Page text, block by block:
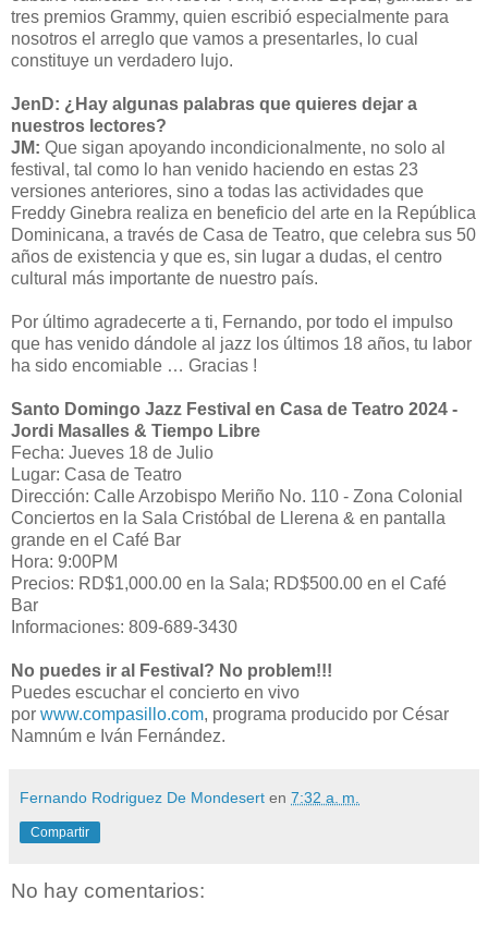
tres premios Grammy, quien escribió especialmente para
nosotros el arreglo que vamos a presentarles, lo cual
constituye un verdadero lujo.
JenD: ¿Hay algunas palabras que quieres dejar a
nuestros lectores?
JM: Que sigan apoyando incondicionalmente, no solo al
festival, tal como lo han venido haciendo en estas 23
versiones anteriores, sino a todas las actividades que
Freddy Ginebra realiza en beneficio del arte en la República
Dominicana, a través de Casa de Teatro, que celebra sus 50
años de existencia y que es, sin lugar a dudas, el centro
cultural más importante de nuestro país.
Por último agradecerte a ti, Fernando, por todo el impulso
que has venido dándole al jazz los últimos 18 años, tu labor
ha sido encomiable … Gracias !
Santo Domingo Jazz Festival en Casa de Teatro 2024 -
Jordi Masalles & Tiempo Libre
Fecha: Jueves 18 de Julio
Lugar: Casa de Teatro
Dirección: Calle Arzobispo Meriño No. 110 - Zona Colonial
Conciertos en la Sala Cristóbal de Llerena & en pantalla
grande en el Café Bar
Hora: 9:00PM
Precios: RD$1,000.00 en la Sala; RD$500.00 en el Café
Bar
Informaciones: 809-689-3430
No puedes ir al Festival? No problem!!!
Puedes escuchar el concierto en vivo
por www.compasillo.com, programa producido por César
Namnúm e Iván Fernández.
Fernando Rodriguez De Mondesert en 7:32 a. m.
Compartir
No hay comentarios: